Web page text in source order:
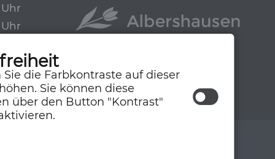
Uhr
Uhr
Uhr
Sie die Farbkontraste auf dieser
Sie können diese
über den Button "Kontrast"